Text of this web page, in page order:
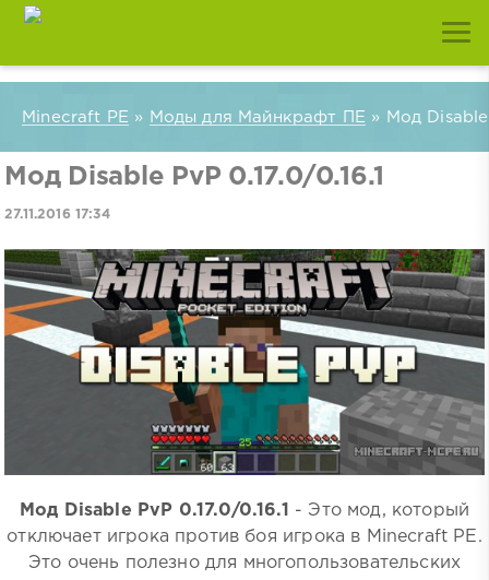
Minecraft PE » Моды для Майнкрафт ПЕ » Мод Disable
Мод Disable PvP 0.17.0/0.16.1
27.11.2016 17:34
Мод Disable PvP 0.17.0/0.16.1
- Это мод, который
отключает игрока против боя игрока в Minecraft PE.
Это очень полезно для многопользовательских